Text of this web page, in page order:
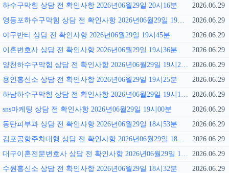
하수구막힘 상담 전 확인사항 2026년06월29일 20시16분
2026.06.29
영등포하수구막힘 상담 전 확인사항 2026년06월29일 19시51분
2026.06.29
야구반티 상담 전 확인사항 2026년06월29일 19시45분
2026.06.29
이혼변호사 상담 전 확인사항 2026년06월29일 19시36분
2026.06.29
양천하수구막힘 상담 전 확인사항 2026년06월29일 19시29분 2026.06.29
용인흥신소 상담 전 확인사항 2026년06월29일 19시25분
2026.06.29
하남하수구막힘 상담 전 확인사항 2026년06월29일 19시15분 2026.06.29
sns마케팅 상담 전 확인사항 2026년06월29일 19시00분
2026.06.29
동탄피부과 상담 전 확인사항 2026년06월29일 18시53분
2026.06.29
김포공항주차대행 상담 전 확인사항 2026년06월29일 18시47분
2026.06.29
대구이혼전문변호사 상담 전 확인사항 2026년06월29일 18시40분 2026.06.29
수원흥신소 상담 전 확인사항 2026년06월29일 18시32분
2026.06.29